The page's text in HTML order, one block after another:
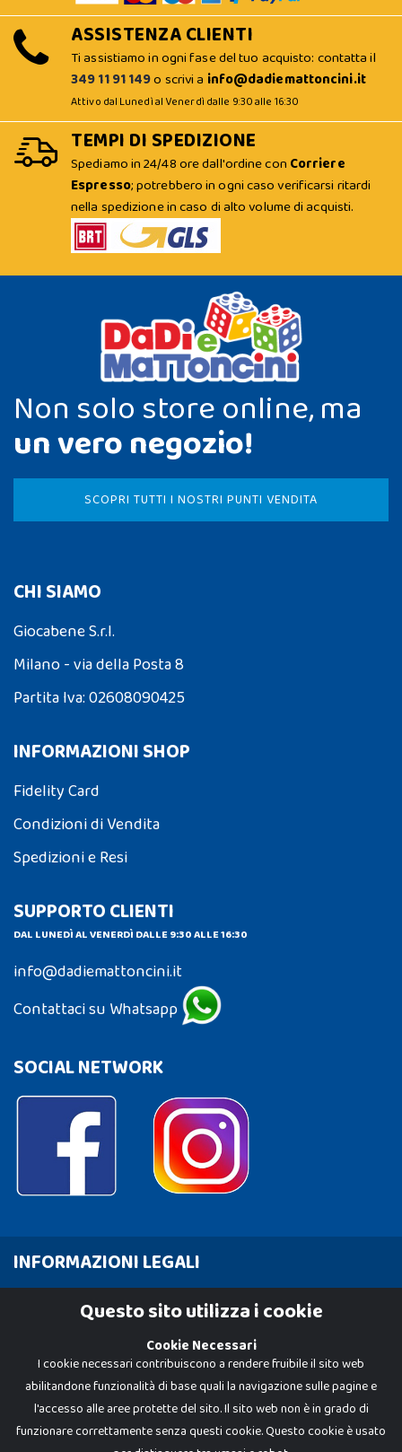
ASSISTENZA CLIENTI
Ti assistiamo in ogni fase del tuo acquisto: contatta il
349 11 91 149o scrivi a info@dadiemattoncini.it
Attivo dal Lunedì al Venerdì dalle 9:30 alle 16:30
TEMPI DI SPEDIZIONE
Spediamo in 24/48 ore dall'ordine con Corriere
Espresso; potrebbero in ogni caso verificarsi ritardi
nella spedizione in caso di alto volume di acquisti.
Non solo store online, ma
un vero negozio!
SCOPRI TUTTI I NOSTRI PUNTI VENDITA
CHI SIAMO
Giocabene S.r.l.
Milano - via della Posta 8
Partita Iva: 02608090425
INFORMAZIONI SHOP
Fidelity Card
Condizioni di Vendita
Spedizioni e Resi
SUPPORTO CLIENTI
DAL LUNEDÌ AL VENERDÌ DALLE 9:30 ALLE 16:30
info@dadiemattoncini.it
Contattaci su Whatsapp
SOCIAL NETWORK
INFORMAZIONI LEGALI
Cookie PolicyQuesto sito utilizza i cookie
Cookie Necessari
I cookie necessari contribuiscono a rendere fruibile il sito web
abilitandone funzionalità di base quali la navigazione sulle pagine e
l'accesso alle aree protette del sito. Il sito web non è in grado di
funzionare correttamente senza questi cookie. Questo cookie è usato